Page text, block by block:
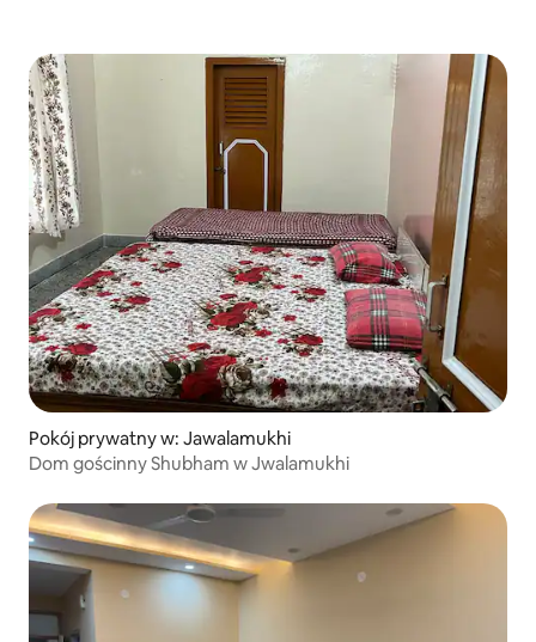
Pokój prywatny w: Jawalamukhi
Dom gościnny Shubham w Jwalamukhi